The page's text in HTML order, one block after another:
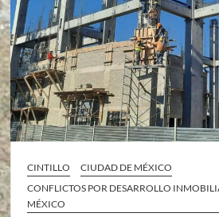
CINTILLO
CIUDAD DE MÉXICO
CONFLICTOS POR DESARROLLO
MÉXICO